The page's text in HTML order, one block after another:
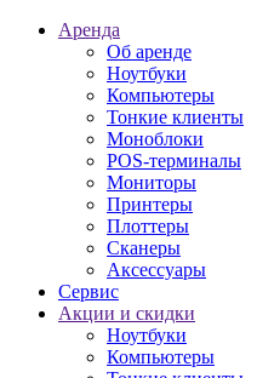
Аренда
Об аренде
Ноутбуки
Компьютеры
Тонкие клиенты
Моноблоки
POS-терминалы
Мониторы
Принтеры
Плоттеры
Сканеры
Аксессуары
Сервис
Акции и скидки
Ноутбуки
Компьютеры